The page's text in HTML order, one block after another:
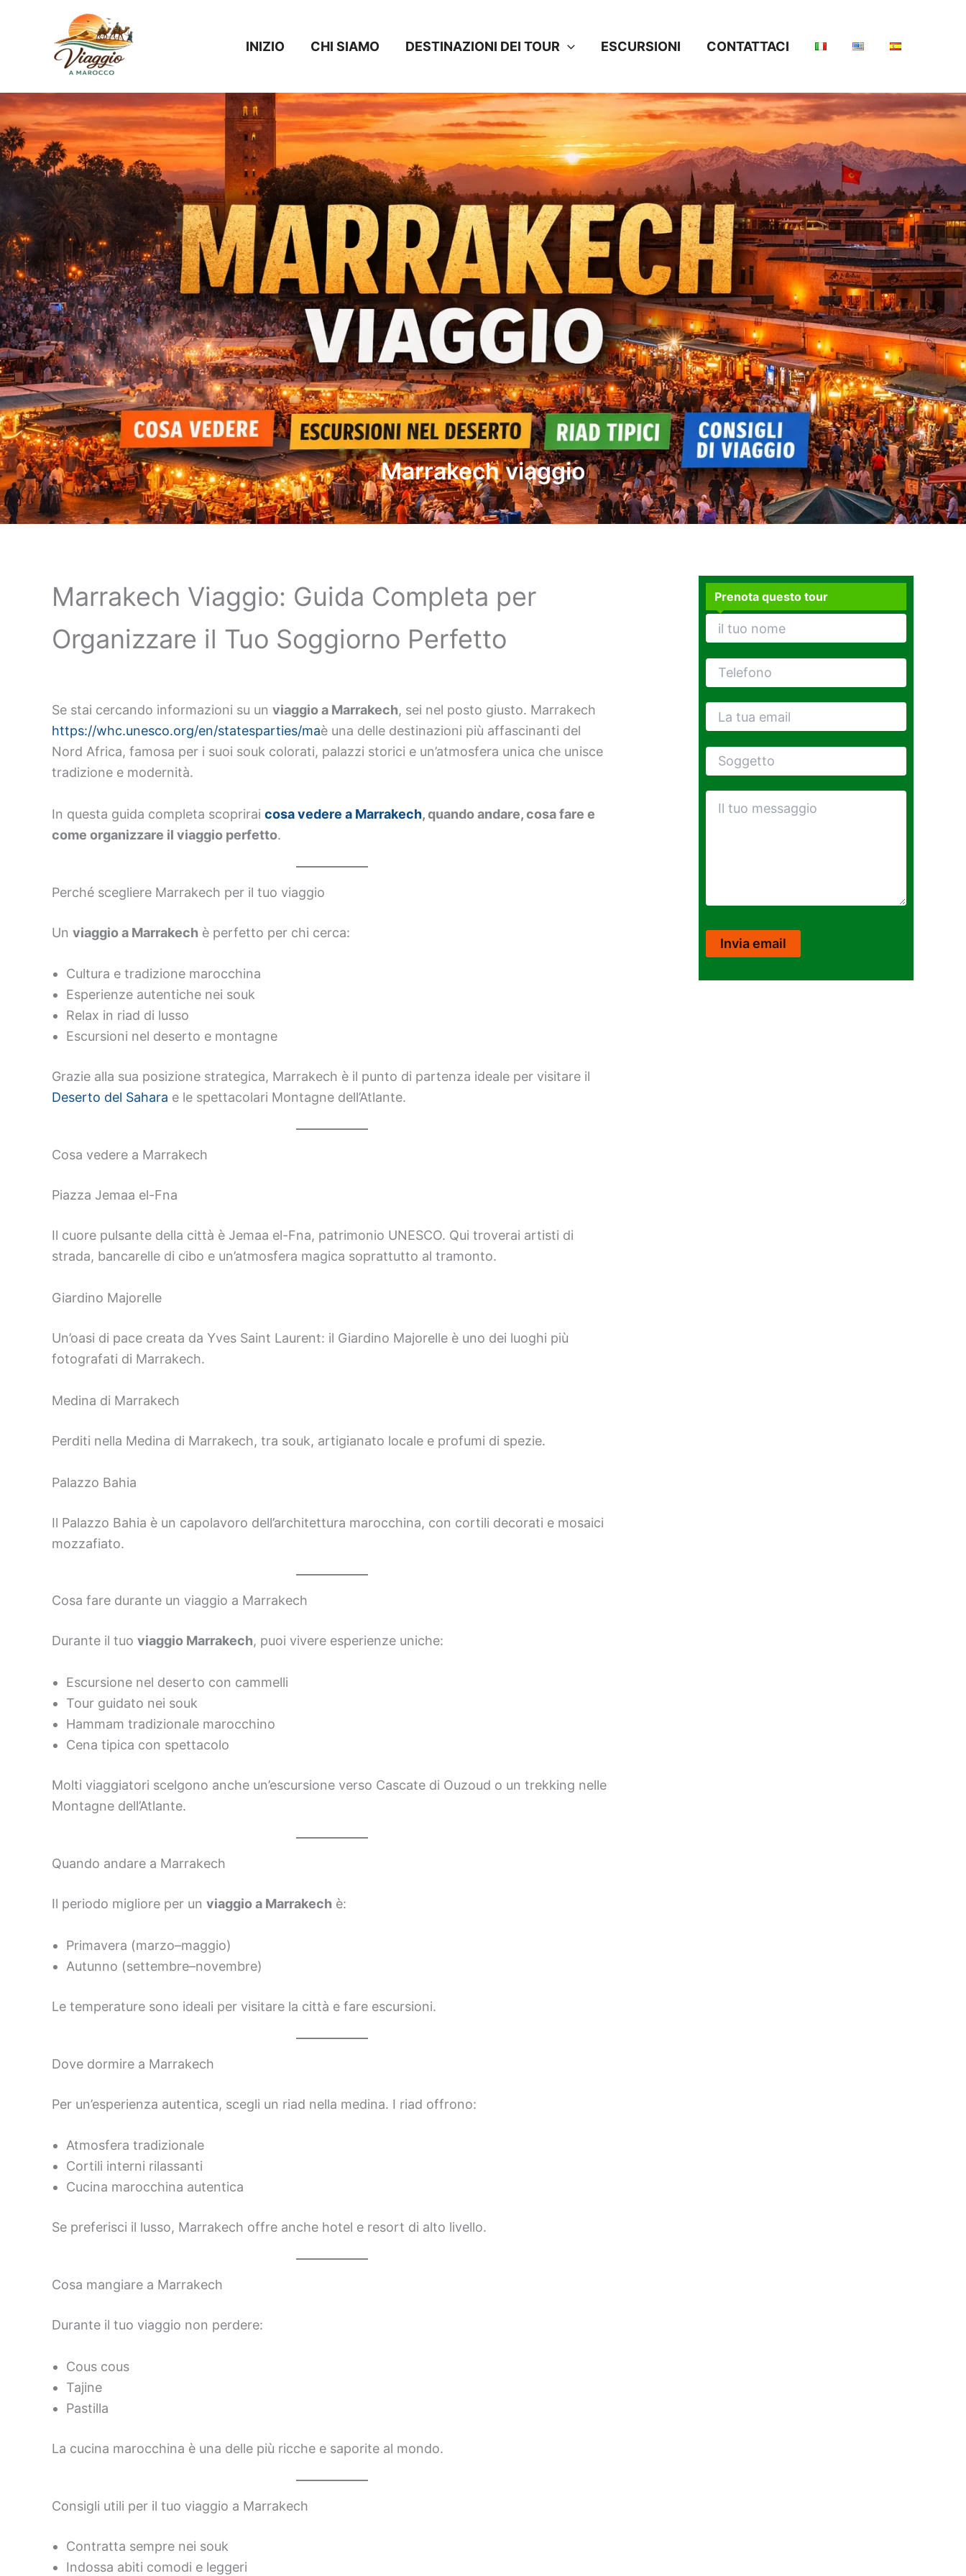
contenuto
INIZIO CHI SIAMO DESTINAZIONI DEI TOUR ESCURSIONI CONTATTACI
Marrakech viaggio
Marrakech Viaggio: Guida Completa per
Organizzare il Tuo Soggiorno Perfetto
Se stai cercando informazioni su un viaggio a Marrakech, sei nel posto giusto. Marrakech
https://whc.unesco.org/en/statesparties/maè una delle destinazioni più affascinanti del
Nord Africa, famosa per i suoi souk colorati, palazzi storici e un’atmosfera unica che unisce
tradizione e modernità.
In questa guida completa scoprirai cosa vedere a Marrakech, quando andare, cosa fare e
come organizzare il viaggio perfetto.
Perché scegliere Marrakech per il tuo viaggio
Un viaggio a Marrakech è perfetto per chi cerca:
Cultura e tradizione marocchina
Esperienze autentiche nei souk
Relax in riad di lusso
Escursioni nel deserto e montagne
Grazie alla sua posizione strategica, Marrakech è il punto di partenza ideale per visitare il
Deserto del Sahara e le spettacolari Montagne dell’Atlante.
Cosa vedere a Marrakech
Piazza Jemaa el-Fna
Il cuore pulsante della città è Jemaa el-Fna, patrimonio UNESCO. Qui troverai artisti di
strada, bancarelle di cibo e un’atmosfera magica soprattutto al tramonto.
Giardino Majorelle
Un’oasi di pace creata da Yves Saint Laurent: il Giardino Majorelle è uno dei luoghi più
fotografati di Marrakech.
Medina di Marrakech
Perditi nella Medina di Marrakech, tra souk, artigianato locale e profumi di spezie.
Palazzo Bahia
Il Palazzo Bahia è un capolavoro dell’architettura marocchina, con cortili decorati e mosaici
mozzafiato.
Cosa fare durante un viaggio a Marrakech
Durante il tuo viaggio Marrakech, puoi vivere esperienze uniche:
Escursione nel deserto con cammelli
Tour guidato nei souk
Hammam tradizionale marocchino
Cena tipica con spettacolo
Molti viaggiatori scelgono anche un’escursione verso Cascate di Ouzoud o un trekking nelle
Montagne dell’Atlante.
Quando andare a Marrakech
Il periodo migliore per un viaggio a Marrakech è:
Primavera (marzo–maggio)
Autunno (settembre–novembre)
Le temperature sono ideali per visitare la città e fare escursioni.
Dove dormire a Marrakech
Per un’esperienza autentica, scegli un riad nella medina. I riad offrono:
Atmosfera tradizionale
Cortili interni rilassanti
Cucina marocchina autentica
Se preferisci il lusso, Marrakech offre anche hotel e resort di alto livello.
Cosa mangiare a Marrakech
Durante il tuo viaggio non perdere:
Cous cous
Tajine
Pastilla
La cucina marocchina è una delle più ricche e saporite al mondo.
Consigli utili per il tuo viaggio a Marrakech
Contratta sempre nei souk
Indossa abiti comodi e leggeri
Prenota questo tour